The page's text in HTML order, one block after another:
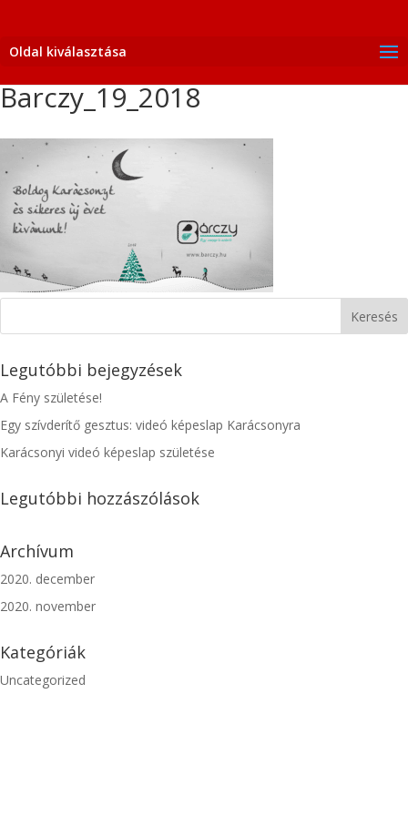
Oldal kiválasztása
Barczy_19_2018
Legutóbbi bejegyzések
A Fény születése!
Egy szívderítő gesztus: videó képeslap Karácsonyra
Karácsonyi videó képeslap születése
Legutóbbi hozzászólások
Archívum
2020. december
2020. november
Kategóriák
Uncategorized